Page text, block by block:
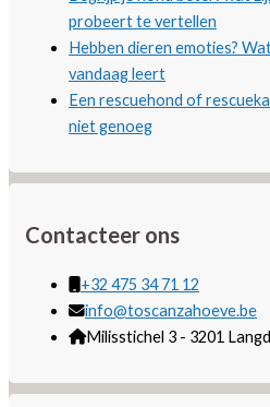
probeert te vertellen
Hebben dieren emoties?
vandaag leert
Een rescuehond of
niet genoeg
Contacteer ons
+32 475 34 71 12
info@toscanzahoeve.be
Milisstichel 3 - 3201